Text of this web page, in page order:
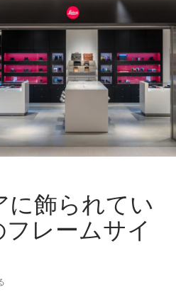
に飾られてい
レームサイ